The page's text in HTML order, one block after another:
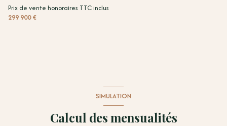
Prix de vente honoraires TTC inclus
299 900 €
SIMULATION
Calcul des mensualités